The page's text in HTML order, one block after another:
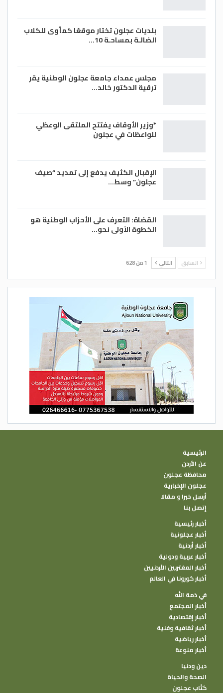
بلديات عجلون تختار موقعًا كمأوى للكلاب
الضالـة بمساحـة 10…
مجلس عمداء جامعة عجلون الوطنية يقر
ترقية الدكتور خالد…
*وزير الأوقاف يفتتح الملتقى الوعظي
للواعظات في عجلون
الإقبال الكثيف يدفع إلى تمديد “صيف
عجلون” وسط…
القضاة: التعرف على الأحزاب الوطنية هو
الخطوة الأولى نحو…
السابق التالي 1 من 628
الرئيسية
عن الأردن
محافظة عجلون
عجلون الإخبارية
أرسل خبرا و مقالا
إتصل بنا
أخبار رئيسية
أخبار عجلونية
أخبار أردنية
أخبار عربية ودولية
أخبار المغتربين الأردنيين
أخبار كورونا في العالم
في ذمة الله
أخبار المجتمع
أخبار إقتصادية
أخبار ثقافية وفنية
أخبار رياضية
أخبار منوعة
دين ودنيا
الصحة والحياة
كتًاب عجلون